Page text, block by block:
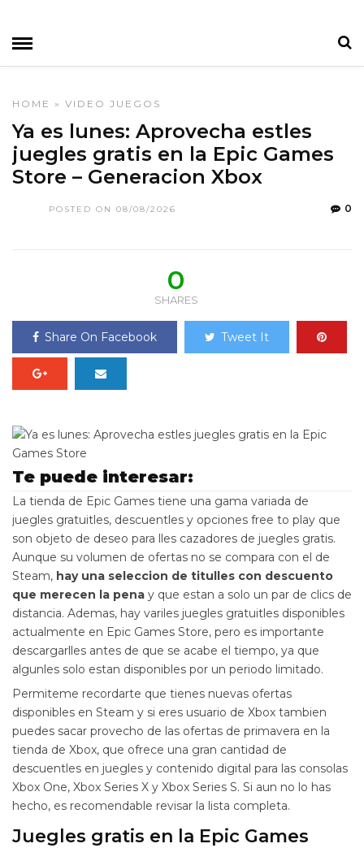
HOME » VIDEO JUEGOS
Ya es lunes: Aprovecha estles
juegles gratis en la Epic Games
Store – Generacion Xbox
POSTED ON 08/08/2026 0
0
SHARES
Share On Facebook Tweet It
Te puede interesar:
La tienda de Epic Games tiene una gama variada de
juegles gratuitles, descuentles y opciones free to play que
son objeto de deseo para lles cazadores de juegles gratis.
Aunque su volumen de ofertas no se compara con el de
Steam, hay una seleccion de titulles con descuento
que merecen la pena y que estan a solo un par de clics de
distancia. Ademas, hay variles juegles gratuitles disponibles
actualmente en Epic Games Store, pero es importante
descargarlles antes de que se acabe el tiempo, ya que
algunles solo estan disponibles por un periodo limitado.
Permiteme recordarte que tienes nuevas ofertas
disponibles en Steam y si eres usuario de Xbox tambien
puedes sacar provecho de las ofertas de primavera en la
tienda de Xbox, que ofrece una gran cantidad de
descuentles en juegles y contenido digital para las consolas
Xbox One, Xbox Series X y Xbox Series S. Si aun no lo has
hecho, es recomendable revisar la lista completa.
Juegles gratis en la Epic Games